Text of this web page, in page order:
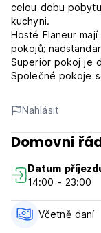
celou dobu
kuchyni.
Hosté Flaneur
pokojů;
Superior pokoj je
Společné pokoje
DŮLEŽITÁ
DOČASNĚ I PES.
Nahlásit
Domovní
Datum
14:00 - 23:00
Včetně daní